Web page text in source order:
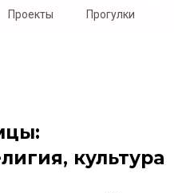
Проекты Прогулки
культура